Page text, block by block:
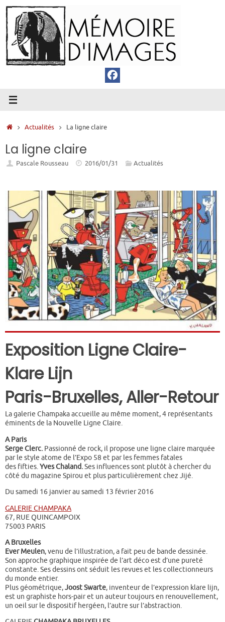
Passer
au
contenu
Accueil
Actualités La ligne claire
La ligne claire
Pascale Rousseau 2016/01/31 Actualités
Exposition Ligne Claire-
Klare Lijn
Paris-Bruxelles, Aller-Retour
La galerie Champaka accueille au même moment, 4 représentants
éminents de la Nouvelle Ligne Claire.
A Paris
Serge Clerc.Passionné de rock, il propose une ligne claire marquée
par le style atome de l’Expo 58 et par les femmes fatales
des fifties.Yves Chaland.Ses influences sont plutôt à chercher du
côté du magazine Spirou et plus particulièrement chez Jijé.
Du samedi 16 janvier au samedi 13 février 2016
GALERIE CHAMPAKA
67, RUE QUINCAMPOIX
75003 PARIS
A Bruxelles
Ever Meulen, venu de l’illustration, a fait peu de bande dessinée.
Son approche graphique inspirée de l’art déco est d’une pureté
constante. Ses dessins ont séduit les revues et les collectionneurs
du monde entier.
Plus géométrique,Joost Swarte, inventeur de l’expression klare lijn,
est un graphiste hors-pair et un auteur toujours en renouvellement,
un oeil sur le dispositif hergéen, l’autre sur l’abstraction.